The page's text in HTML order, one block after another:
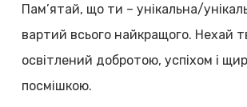
Пам’ятай, що ти – унікальна/
вартий всього найкращого. Нехай
освітлений добротою, успіхом і
посмішкою.